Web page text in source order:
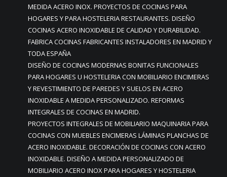
MEDIDA ACERO INOX. PROYECTOS DE COCINAS PARA
HOGARES Y PARA HOSTELERIA RESTAURANTES. DISEÑO
COCINAS ACERO INOXIDABLE DE CALIDAD Y DURABILIDAD.
FABRICA COCINAS FABRICANTES INSTALADORES EN MADRID Y
TODA ESPAÑA
DISEÑO DE COCINAS MODERNAS BONITAS FUNCIONALES
PARA HOGARES U HOSTELERIA CON MOBILIARIO ENCIMERAS
Y REVESTIMIENTO DE PAREDES Y SUELOS EN ACERO
INOXIDABLE A MEDIDA PERSONALIZADO. REFORMAS
INTEGRALES DE COCINAS EN MADRID.
PROYECTOS INTEGRALES DE MOBILIARIO MAQUINARIA PARA
COCINAS CON MUEBLES ENCIMERAS LÁMINAS PLANCHAS DE
ACERO INOXIDABLE. DECORACIÓN DE COCINAS CON ACERO
INOXIDABLE. DISEÑO A MEDIDA PERSONALIZADO DE
MOBILIARIO ACERO INOX PARA HOGARES Y HOSTELERIA